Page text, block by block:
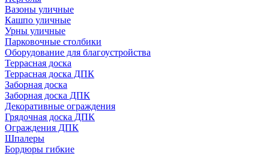
Вазоны уличные
Кашпо уличные
Урны уличные
Парковочные столбики
Оборудование для благоустройства
Террасная доска
Террасная доска ДПК
Заборная доска
Заборная доска ДПК
Декоративные ограждения
Грядочная доска ДПК
Ограждения ДПК
Шпалеры
Бордюры гибкие